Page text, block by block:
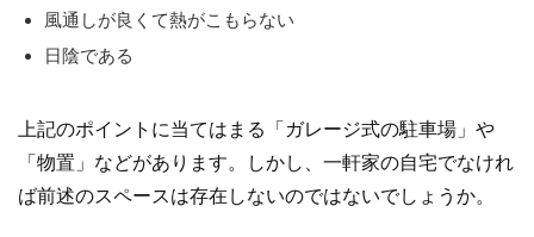
風通しが良くて熱がこもらない
日陰である
上記のポイントに当てはまる「ガレージ式の駐車場」や
「物置」などがあります。しかし、一軒家の自宅でなけれ
ば前述のスペースは存在しないのではないでしょうか。